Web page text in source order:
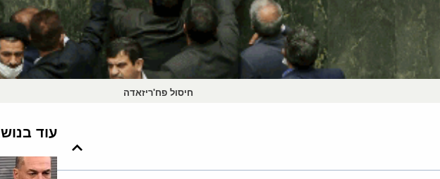
חיסול פח'ריזאדה
עוד